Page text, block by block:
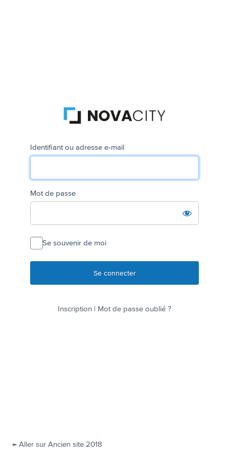
Identifiant ou adresse e-mail
Mot de passe
Se souvenir de moi
Inscription | Mot de passe oublié ?
← Aller sur Ancien site 2018